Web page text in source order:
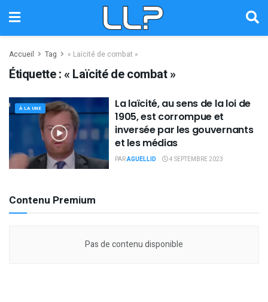
Accueil Tag « Laïcité de combat »
Étiquette :« Laïcité de combat »
À LA UNE
La laïcité, au sens de la loi de
1905, est corrompue et
inversée par les gouvernants
et les médias
PARAGUELLID 4 SEPTEMBRE 2023
Contenu Premium
Pas de contenu disponible